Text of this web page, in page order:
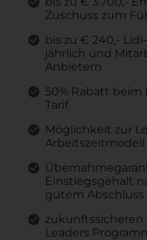
Zuschuss zum
bis zu € 240,-
jährlich und
Anbietern
50% Rabatt
Tarif
Möglichkeit zur
Arbeitszeitmodell
Einstiegsgehalt
gutem Abschluss
zukunftssicheren
Leaders